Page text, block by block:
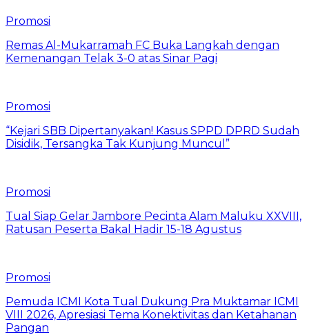
Promosi
Remas Al-Mukarramah FC Buka Langkah dengan
Kemenangan Telak 3-0 atas Sinar Pagi
Promosi
“Kejari SBB Dipertanyakan! Kasus SPPD DPRD Sudah
Disidik, Tersangka Tak Kunjung Muncul”
Promosi
Tual Siap Gelar Jambore Pecinta Alam Maluku XXVIII,
Ratusan Peserta Bakal Hadir 15-18 Agustus
Promosi
Pemuda ICMI Kota Tual Dukung Pra Muktamar ICMI
VIII 2026, Apresiasi Tema Konektivitas dan Ketahanan
Pangan